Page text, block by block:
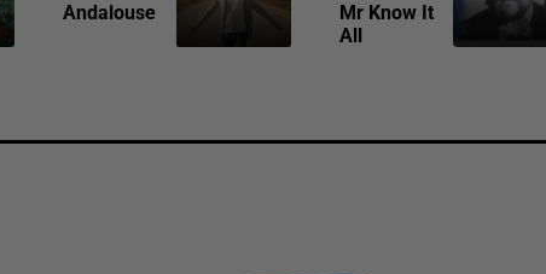
Andalouse
Mr Know It
All